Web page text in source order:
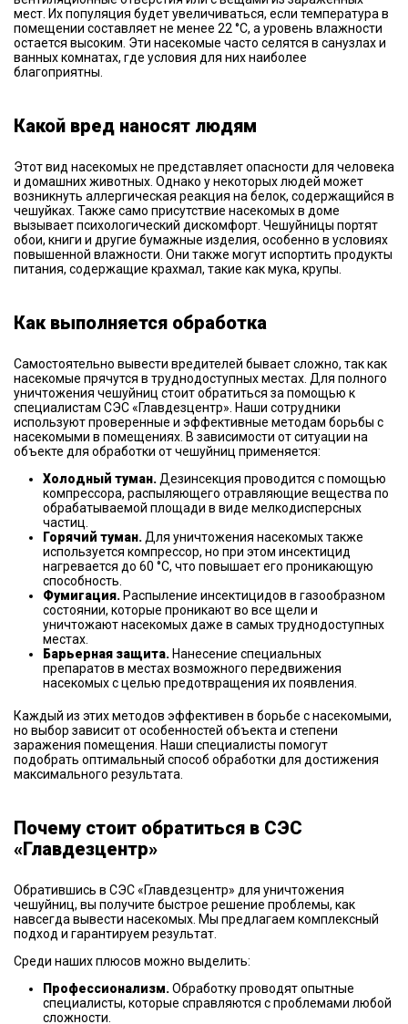
мест. Их популяция будет увеличиваться, если температура в
помещении составляет не менее 22 °С, а уровень влажности
остается высоким. Эти насекомые часто селятся в санузлах и
ванных комнатах, где условия для них наиболее
благоприятны.
Какой вред наносят людям
Этот вид насекомых не представляет опасности для человека
и домашних животных. Однако у некоторых людей может
возникнуть аллергическая реакция на белок, содержащийся в
чешуйках. Также само присутствие насекомых в доме
вызывает психологический дискомфорт. Чешуйницы портят
обои, книги и другие бумажные изделия, особенно в условиях
повышенной влажности. Они также могут испортить продукты
питания, содержащие крахмал, такие как мука, крупы.
Как выполняется обработка
Самостоятельно вывести вредителей бывает сложно, так как
насекомые прячутся в труднодоступных местах. Для полного
уничтожения чешуйниц стоит обратиться за помощью к
специалистам СЭС «Главдезцентр». Наши сотрудники
используют проверенные и эффективные методам борьбы с
насекомыми в помещениях. В зависимости от ситуации на
объекте для обработки от чешуйниц применяется:
Холодный туман. Дезинсекция проводится с помощью
компрессора, распыляющего отравляющие вещества по
обрабатываемой площади в виде мелкодисперсных
частиц.
Горячий туман. Для уничтожения насекомых также
используется компрессор, но при этом инсектицид
нагревается до 60 °С, что повышает его проникающую
способность.
Фумигация. Распыление инсектицидов в газообразном
состоянии, которые проникают во все щели и
уничтожают насекомых даже в самых труднодоступных
местах.
Барьерная защита. Нанесение специальных
препаратов в местах возможного передвижения
насекомых с целью предотвращения их появления.
Каждый из этих методов эффективен в борьбе с насекомыми,
но выбор зависит от особенностей объекта и степени
заражения помещения. Наши специалисты помогут
подобрать оптимальный способ обработки для достижения
максимального результата.
Почему стоит обратиться в СЭС
«Главдезцентр»
Обратившись в СЭС «Главдезцентр» для уничтожения
чешуйниц, вы получите быстрое решение проблемы, как
навсегда вывести насекомых. Мы предлагаем комплексный
подход и гарантируем результат.
Среди наших плюсов можно выделить:
Профессионализм.Обработку проводят опытные
специалисты, которые справляются с проблемами любой
сложности.